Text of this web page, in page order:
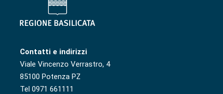
Contatti e indirizzi
Viale Vincenzo Verrastro, 4
85100 Potenza PZ
Tel 0971 661111